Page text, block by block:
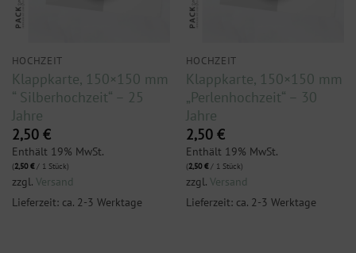
HOCHZEIT
Klappkarte, 150×150 mm
“ Silberhochzeit“ – 25
Jahre
2,50 €
Enthält 19% MwSt.
(2,50€/ 1 Stück)
zzgl. Versand
Lieferzeit: ca. 2-3 Werktage
HOCHZEIT
Klappkarte, 150×150 mm
„Perlenhochzeit“ – 30
Jahre
2,50 €
Enthält 19% MwSt.
(2,50€/ 1 Stück)
zzgl. Versand
Lieferzeit: ca. 2-3 Werktage